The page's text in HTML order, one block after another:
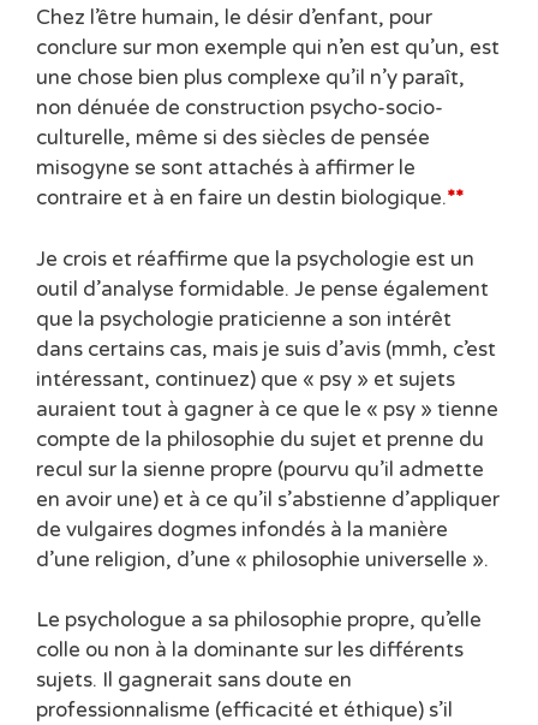
Chez l’être humain, le désir d’enfant, pour
conclure sur mon exemple qui n’en est qu’un, est
une chose bien plus complexe qu’il n’y paraît,
non dénuée de construction psycho-socio-
culturelle, même si des siècles de pensée
misogyne se sont attachés à affirmer le
contraire et à en faire un destin biologique.**
Je crois et réaffirme que la psychologie est un
outil d’analyse formidable. Je pense également
que la psychologie praticienne a son intérêt
dans certains cas, mais je suis d’avis (mmh, c’est
intéressant, continuez) que « psy » et sujets
auraient tout à gagner à ce que le « psy » tienne
compte de la philosophie du sujet et prenne du
recul sur la sienne propre (pourvu qu’il admette
en avoir une) et à ce qu’il s’abstienne d’appliquer
de vulgaires dogmes infondés à la manière
d’une religion, d’une « philosophie universelle ».
Le psychologue a sa philosophie propre, qu’elle
colle ou non à la dominante sur les différents
sujets. Il gagnerait sans doute en
professionnalisme (efficacité et éthique) s’il